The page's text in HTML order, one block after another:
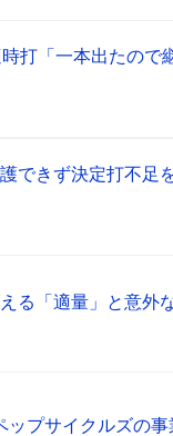
打「一本出たので
できず決定打不足
る「適量」と意外
ップサイクルズの